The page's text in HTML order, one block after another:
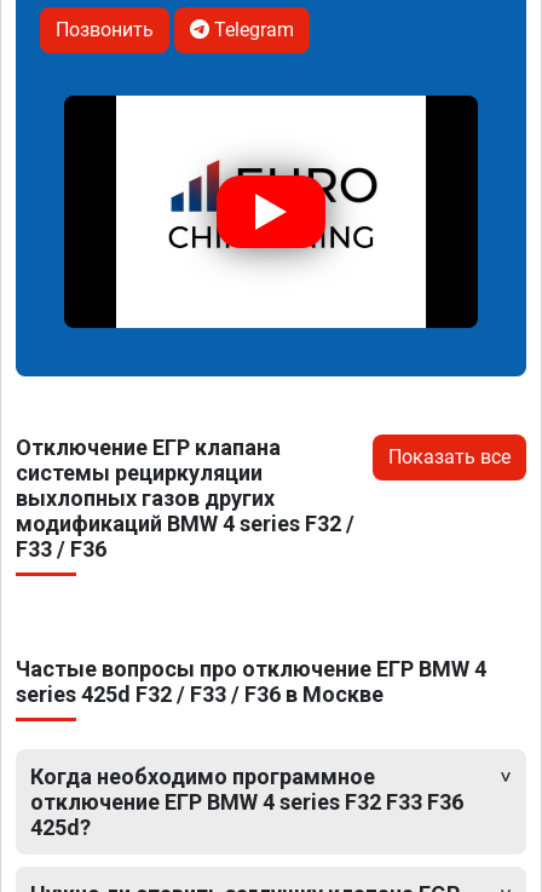
Позвонить Telegram
Отключение ЕГР клапана
системы рециркуляции
выхлопных газов других
модификаций BMW 4 series F32 /
F33 / F36
Показать все
Частые вопросы про отключение ЕГР BMW 4
series 425d F32 / F33 / F36 в Москве
Когда необходимо программное
отключение ЕГР BMW 4 series F32 F33 F36
425d?